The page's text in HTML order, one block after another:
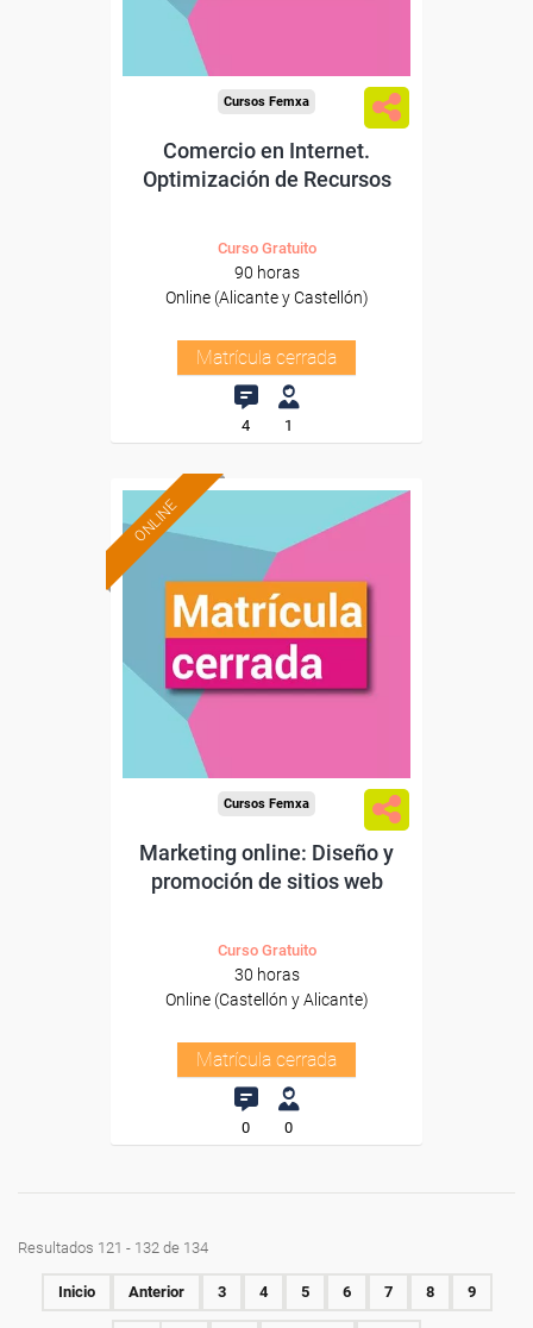
Cursos Femxa
Comercio en Internet.
Optimización de Recursos
Curso Gratuito
90 horas
Online (Alicante y Castellón)
Matrícula cerrada
4 1
ONLINE
Cursos Femxa
Marketing online: Diseño y
promoción de sitios web
Curso Gratuito
30 horas
Online (Castellón y Alicante)
Matrícula cerrada
0 0
Resultados 121 - 132 de 134
Inicio Anterior 3 4 5 6 7 8 9